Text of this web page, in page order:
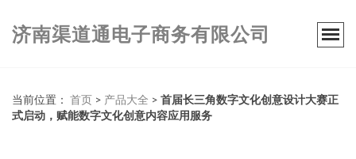
济南渠道通电子商务有限公司
当前位置： 首页 > 产品大全 > 首届长三角数字文化创意设计大赛正
式启动，赋能数字文化创意内容应用服务